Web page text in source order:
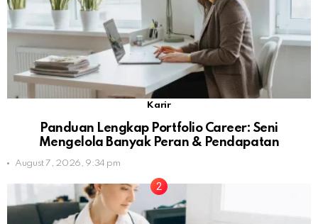
Karir
Panduan Lengkap Portfolio Career: Seni
Mengelola Banyak Peran & Pendapatan
August 7, 2026, 9:34 pm